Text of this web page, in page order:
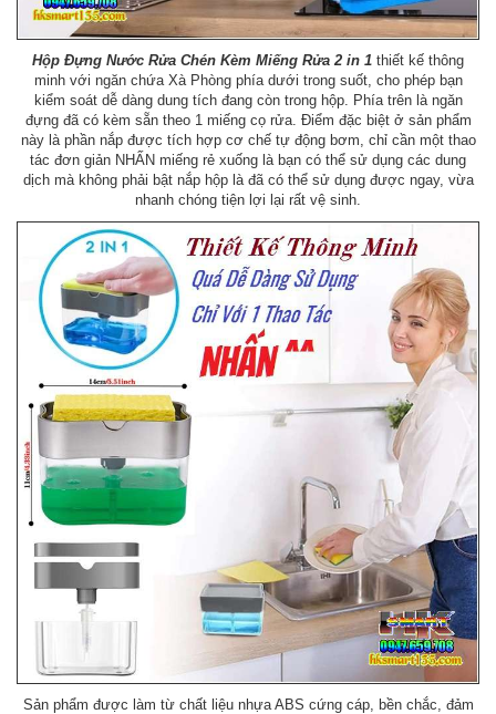
Hộp Đựng Nước Rửa Chén Kèm Miếng Rửa 2 in 1 thiết kế thông
minh với ngăn chứa Xà Phòng phía dưới trong suốt, cho phép bạn
kiểm soát dễ dàng dung tích đang còn trong hộp. Phía trên là ngăn
đựng đã có kèm sẵn theo 1 miếng cọ rửa. Điểm đặc biệt ở sản phẩm
này là phần nắp được tích hợp cơ chế tự động bơm, chỉ cần một thao
tác đơn giản NHẤN miếng rẻ xuống là bạn có thể sử dụng các dung
dịch mà không phải bật nắp hộp là đã có thể sử dụng được ngay, vừa
nhanh chóng tiện lợi lại rất vệ sinh.
Sản phẩm được làm từ chất liệu nhựa ABS cứng cáp, bền chắc, đảm